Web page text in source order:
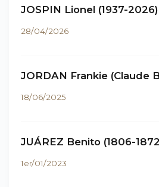
JOSPIN Lionel (1937-2026)
28/04/2026
JORDAN Frankie (Claude
18/06/2025
JUÁREZ Benito (1806-
1er/01/2023